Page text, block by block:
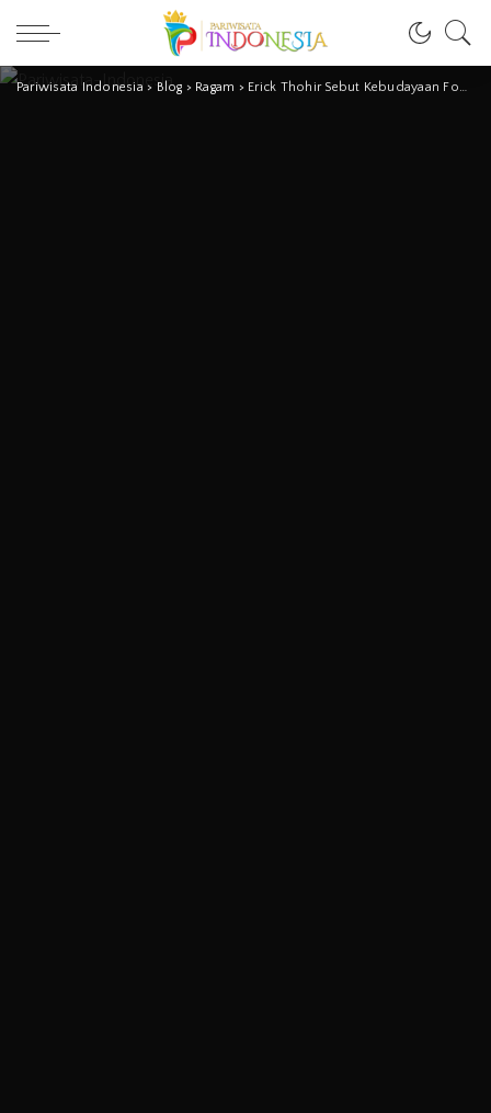
Pariwisata Indonesia > Blog > Ragam > Erick Thohir Sebut Kebudayaan Fondasi Negara Maju